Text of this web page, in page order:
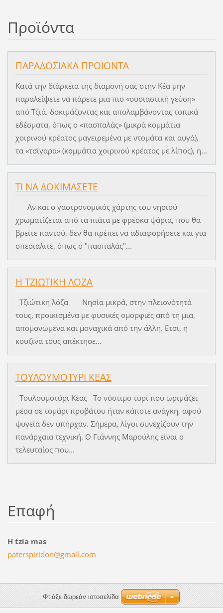
Προϊόντα
ΠΑΡΑΔΟΣΙΑΚΑ ΠΡΟΙΟΝΤΑ
Κατά την διάρκεια της διαμονή σας στην Κέα μην
παραλείψετε να πάρετε μια πιο «ουσιαστική γεύση»
από Τζιά. δοκιμάζοντας και απολαμβάνοντας τοπικά
εδέσματα, όπως ο «πασπαλάς» (μικρά κομμάτια
χοιρινού κρέατος μαγειρεμένα με ντομάτα και αυγά),
τα «τσίγαρα» (κομμάτια χοιρινού κρέατος με λίπος), η...
ΤΙ ΝΑ ΔΟΚΙΜΑΣΕΤΕ
Αν και ο γαστρονομικός χάρτης του νησιού
χρωματίζεται από τα πιάτα με φρέσκα ψάρια, που θα
βρείτε παντού, δεν θα πρέπει να αδιαφορήσετε και για
σπεσιαλιτέ, όπως ο "πασπαλάς"...
Η ΤΖΙΩΤΙΚΗ ΛΟΖΑ
Τζιώτικη λόζα Νησία μικρά, στην πλειονότητά
τους, προικισμένα με φυσικές ομορφιές από τη μια,
απομονωμένα και μοναχικά από την άλλη. Ετσι, η
κουζίνα τους απέκτησε...
ΤΟΥΛΟΥΜΟΤΥΡΙ ΚΕΑΣ
Τουλουμοτύρι Κέας Το νόστιμο τυρί που ωριμάζει
μέσα σε τομάρι προβάτου ήταν κάποτε ανάγκη, αφού
ψυγεία δεν υπήρχαν. Σήμερα, λίγοι συνεχίζουν την
πανάρχαια τεχνική. Ο Γιάννης Μαρούλης είναι ο
τελευταίος που...
Επαφή
H tzia mas
paterspiridon@gmail.com
Φτιάξε δωρεάν ιστοσελίδα